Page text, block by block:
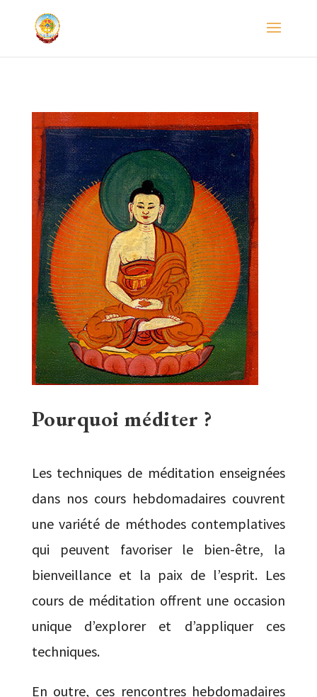
Pourquoi méditer ?
Les techniques de méditation enseignées
dans nos cours hebdomadaires couvrent
une variété de méthodes contemplatives
qui peuvent favoriser le bien-être, la
bienveillance et la paix de l’esprit. Les
cours de méditation offrent une occasion
unique d’explorer et d’appliquer ces
techniques.
En outre, ces rencontres hebdomadaires